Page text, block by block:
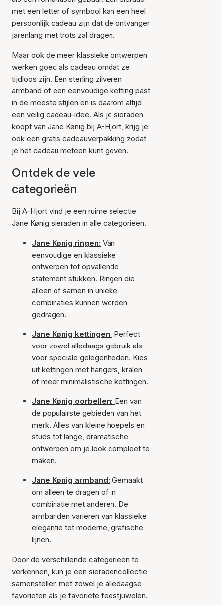
met een letter of symbool kan een heel
persoonlijk cadeau zijn dat de ontvanger
jarenlang met trots zal dragen.
Maar ook de meer klassieke ontwerpen
werken goed als cadeau omdat ze
tijdloos zijn. Een sterling zilveren
armband of een eenvoudige ketting past
in de meeste stijlen en is daarom altijd
een veilig cadeau-idee. Als je sieraden
koopt van Jane Kønig bij A-Hjort, krijg je
ook een gratis cadeauverpakking zodat
je het cadeau meteen kunt geven.
Ontdek de vele
categorieën
Bij A-Hjort vind je een ruime selectie
Jane Kønig sieraden in alle categorieën.
Jane Kønig ringen: Van
eenvoudige en klassieke
ontwerpen tot opvallende
statement stukken. Ringen die
alleen of samen in unieke
combinaties kunnen worden
gedragen.
Jane Kønig kettingen: Perfect
voor zowel alledaags gebruik als
voor speciale gelegenheden. Kies
uit kettingen met hangers, kralen
of meer minimalistische kettingen.
Jane Kønig oorbellen: Een van
de populairste gebieden van het
merk. Alles van kleine hoepels en
studs tot lange, dramatische
ontwerpen om je look compleet te
maken.
Jane Kønig armband: Gemaakt
om alleen te dragen of in
combinatie met anderen. De
armbanden variëren van klassieke
elegantie tot moderne, grafische
lijnen.
Door de verschillende categorieën te
verkennen, kun je een sieradencollectie
samenstellen met zowel je alledaagse
favorieten als je favoriete feestjuwelen.